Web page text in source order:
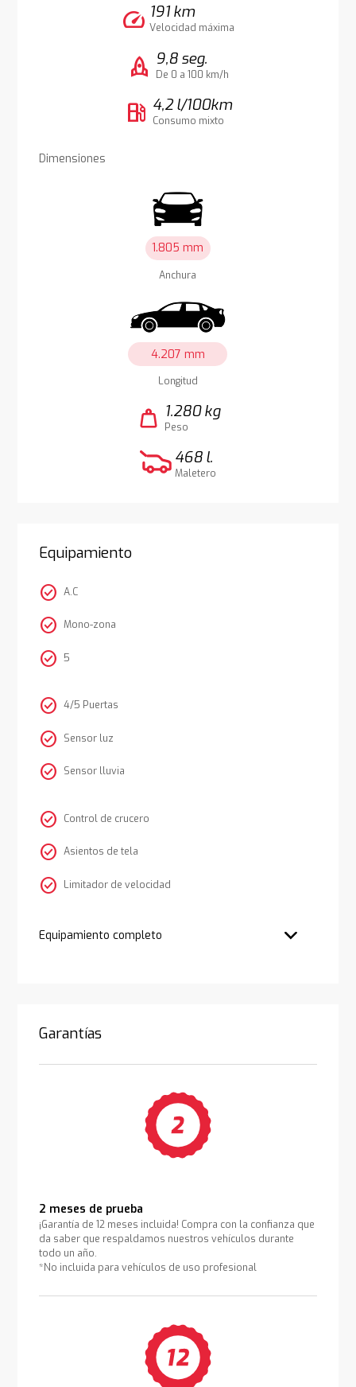
speed 191 km
Velocidad máxima
rocket 9,8 seg.
De 0 a 100 km/h
local_gas_station 4,2 l/100km
Consumo mixto
Dimensiones
1.805 mm
Anchura
4.207 mm
Longitud
weight 1.280 kg
Peso
468 l.
Maletero
Equipamiento
check_circle A.C
check_circle Mono-zona
check_circle 5
check_circle 4/5 Puertas
check_circle Sensor luz
check_circle Sensor lluvia
check_circle Control de crucero
check_circle Asientos de tela
check_circle Limitador de velocidad
Equipamiento completo
Garantías
2 meses de prueba
¡Garantía de 12 meses incluida! Compra con la confianza que
da saber que respaldamos nuestros vehículos durante
todo un año.
*No incluida para vehículos de uso profesional